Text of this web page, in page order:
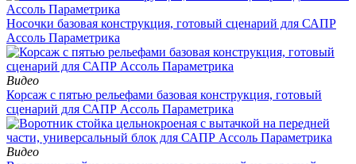
Носочки базовая конструкция, готовый сценарий для САПР
Ассоль Параметрика
Видео
Корсаж с пятью рельефами базовая конструкция, готовый
сценарий для САПР Ассоль Параметрика
Видео